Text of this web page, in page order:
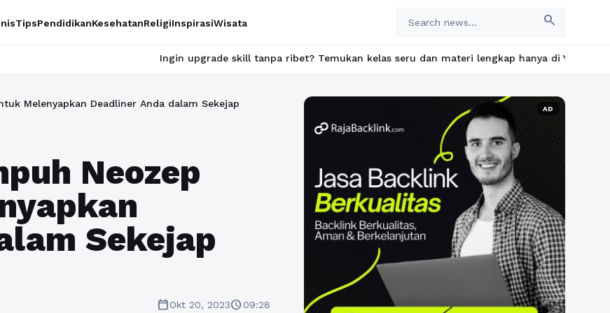
TipsPendidikanKesehatanReligiInspirasiWisata search
Ingin upgrade skill tanpa ribet? Temukan kelas seru dan materi lengkap hanya di YukBelajar.com. Mulai
Melenyapkan Deadliner Anda dalam Sekejap
Neozep
Sekejap
calendar_todayOkt 20, 2023schedule09:28
AD